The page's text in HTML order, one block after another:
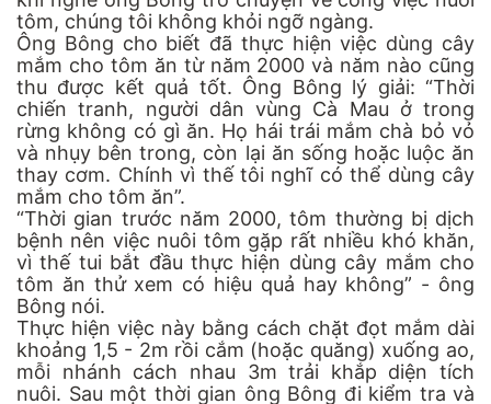
tôm, chúng tôi không khỏi ngỡ ngàng.
Ông Bông cho biết đã thực hiện việc dùng cây
mắm cho tôm ăn từ năm 2000 và năm nào cũng
thu được kết quả tốt. Ông Bông lý giải: “Thời
chiến tranh, người dân vùng Cà Mau ở trong
rừng không có gì ăn. Họ hái trái mắm chà bỏ vỏ
và nhụy bên trong, còn lại ăn sống hoặc luộc ăn
thay cơm. Chính vì thế tôi nghĩ có thể dùng cây
mắm cho tôm ăn”.
“Thời gian trước năm 2000, tôm thường bị dịch
bệnh nên việc nuôi tôm gặp rất nhiều khó khăn,
vì thế tui bắt đầu thực hiện dùng cây mắm cho
tôm ăn thử xem có hiệu quả hay không” - ông
Bông nói.
Thực hiện việc này bằng cách chặt đọt mắm dài
khoảng 1,5 - 2m rồi cắm (hoặc quăng) xuống ao,
mỗi nhánh cách nhau 3m trải khắp diện tích
nuôi. Sau một thời gian ông Bông đi kiểm tra và